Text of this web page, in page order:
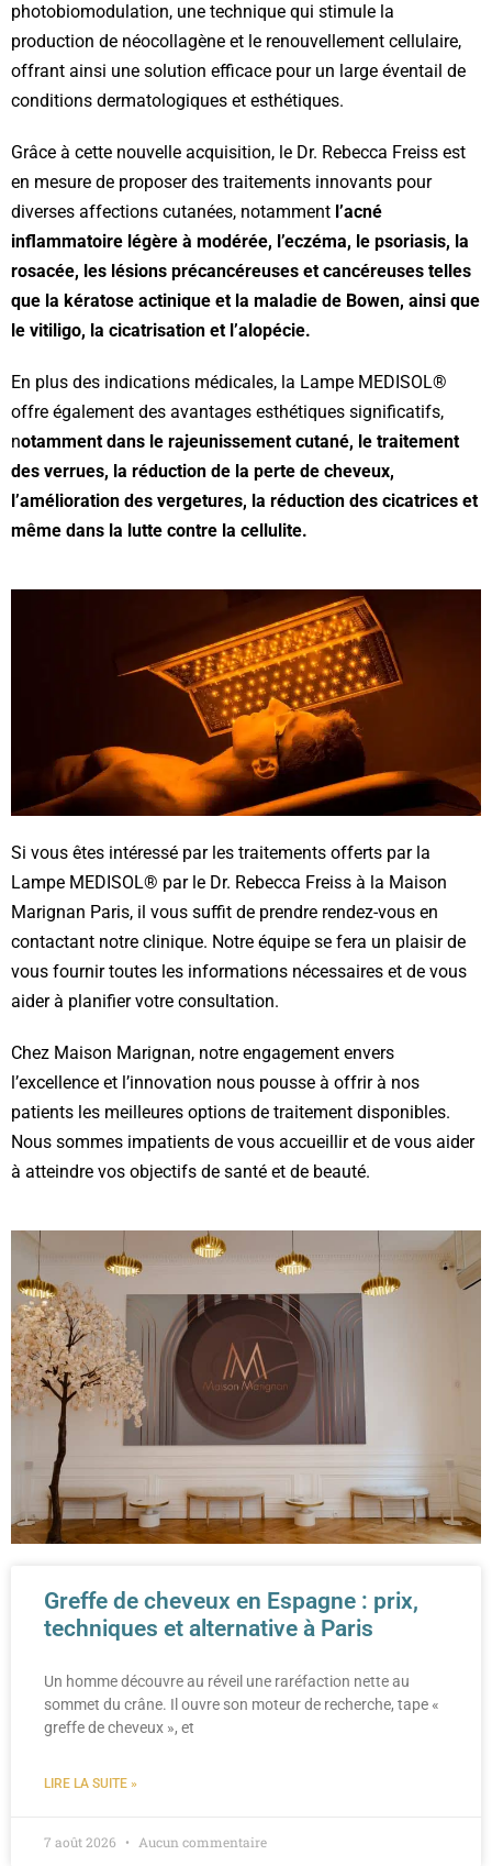
photobiomodulation, une technique qui stimule la
production de néocollagène et le renouvellement cellulaire,
offrant ainsi une solution efficace pour un large éventail de
conditions dermatologiques et esthétiques.
Grâce à cette nouvelle acquisition, le Dr. Rebecca Freiss est
en mesure de proposer des traitements innovants pour
diverses affections cutanées, notamment l’acné
inflammatoire légère à modérée, l’eczéma, le psoriasis, la
rosacée, les lésions précancéreuses et cancéreuses telles
que la kératose actinique et la maladie de Bowen, ainsi que
le vitiligo, la cicatrisation et l’alopécie.
En plus des indications médicales, la Lampe MEDISOL®
offre également des avantages esthétiques significatifs,
notamment dans le rajeunissement cutané, le traitement
des verrues, la réduction de la perte de cheveux,
l’amélioration des vergetures, la réduction des cicatrices et
même dans la lutte contre la cellulite.
Si vous êtes intéressé par les traitements offerts par la
Lampe MEDISOL® par le Dr. Rebecca Freiss à la Maison
Marignan Paris, il vous suffit de prendre rendez-vous en
contactant notre clinique. Notre équipe se fera un plaisir de
vous fournir toutes les informations nécessaires et de vous
aider à planifier votre consultation.
Chez Maison Marignan, notre engagement envers
l’excellence et l’innovation nous pousse à offrir à nos
patients les meilleures options de traitement disponibles.
Nous sommes impatients de vous accueillir et de vous aider
à atteindre vos objectifs de santé et de beauté.
Greffe de cheveux en Espagne : prix,
techniques et alternative à Paris
Un homme découvre au réveil une raréfaction nette au
sommet du crâne. Il ouvre son moteur de recherche, tape «
greffe de cheveux », et
LIRE LA SUITE »
7 août 2026 Aucun commentaire